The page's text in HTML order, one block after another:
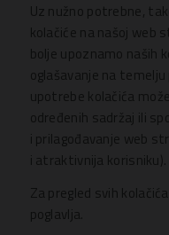
Uz nužno potrebne,
kolačiće na našoj web
bolje upoznamo naših
oglašavanje na
upotrebe kolačića
određenih sadržaj ili
i prilagođavanje web
i atraktivnija korisniku).
Za pregled svih
poglavlja.